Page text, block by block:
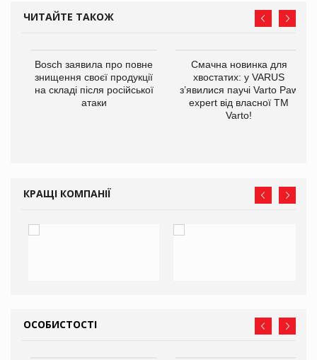
ЧИТАЙТЕ ТАКОЖ
Bosch заявила про повне
знищення своєї продукції
на складі після російської
атаки
Смачна новинка для
хвостатих: у VARUS
з’явилися паучі Varto Paw
expert від власної ТМ
Varto!
КРАЩІ КОМПАНІЇ
ОСОБИСТОСТІ